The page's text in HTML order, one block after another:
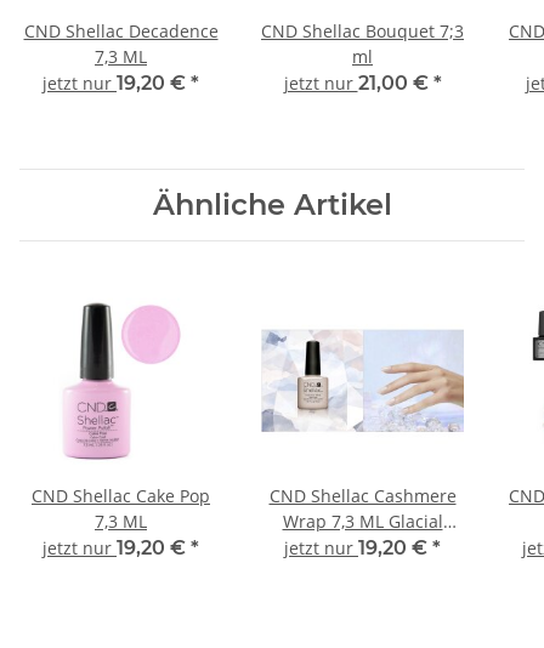
CND Shellac Decadence
7,3 ML
jetzt nur 19,20 € *
CND Shellac Bouquet 7;3
ml
jetzt nur 21,00 € *
Ähnliche Artikel
CND Shellac Cake Pop
7,3 ML
jetzt nur 19,20 € *
CND Shellac Cashmere
Wrap 7,3 ML Glacial
Illusion Collection
jetzt nur 19,20 € *